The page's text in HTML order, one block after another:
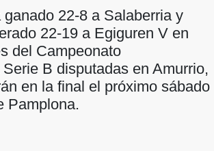
ganado 22-8 a Salaberria y
22-19 a Egiguren V en
del Campeonato
B disputadas en Amurrio,
en la final el próximo sábado
Pamplona.